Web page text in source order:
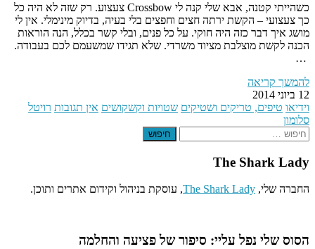
כשהייתי קטנה, אבא שלי קנה לי Crossbow צעצוע. רק שזה לא היה כל
כך צעצועי – הקשת ירתה חצים וחפצים בלי בעיה, בדיוק מינימלי. אין לי
מושג איך דבר כזה היה חוקי. על כל פנים, ובלי קשר בכלל, הנה הוראות
הכנה לקשת מוצלבת מציוד משרדי. שלא תגידו שמשעמם לכם בעבודה.
…
להמשך קריאה
12 ביוני 2014
וידיאו טיפים, טריקים ושטיקים שטויות וקשקושים אין תגובות רויטל
סלומון
חיפוש
The Shark Lady
החברה שלי, The Shark Lady, עוסקת בניהול וקידום אתרים ותוכן.
הסוס שלי נפל עליי: סיפור של פציעה והחלמה